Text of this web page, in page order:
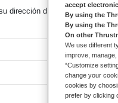
dirección de correo electrónico.
accept
By using the
By using the
On other
We use different
improve,
“Customize
change your
cookies by
prefer by clicking